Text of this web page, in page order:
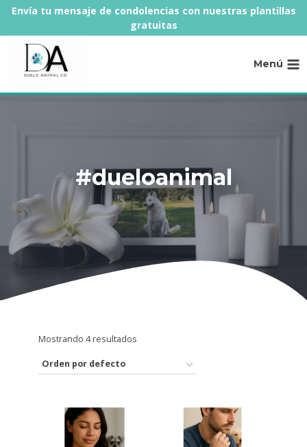
Saltar
contenido
Envía tu mensaje de condolencias con nuestras plantillas
gratuitas
Menú
#dueloanimal
Mostrando 4 resultados